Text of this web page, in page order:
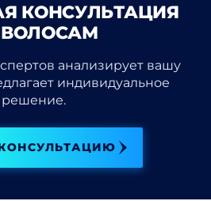
КОНСУЛЬТАЦИЯ
анализирует вашу
индивидуальное
решение.